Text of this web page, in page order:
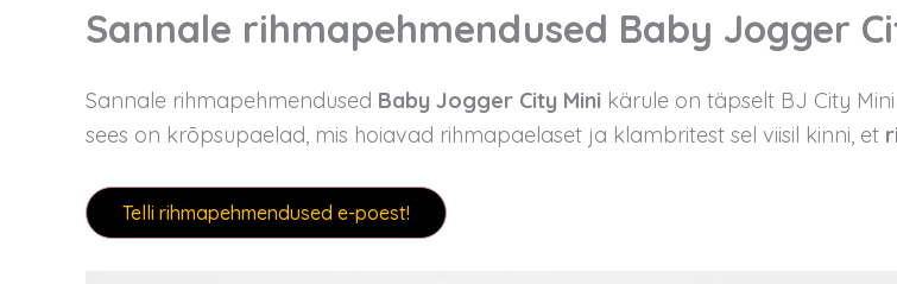
Sannale rihmapehmendused Baby Jogger
Sannale rihmapehmendused Baby Jogger City Mini kärule on täpselt BJ City
sees on krõpsupaelad, mis hoiavad rihmapaelaset ja klambritest sel viisil kinni, et
Telli rihmapehmendused e-poest!